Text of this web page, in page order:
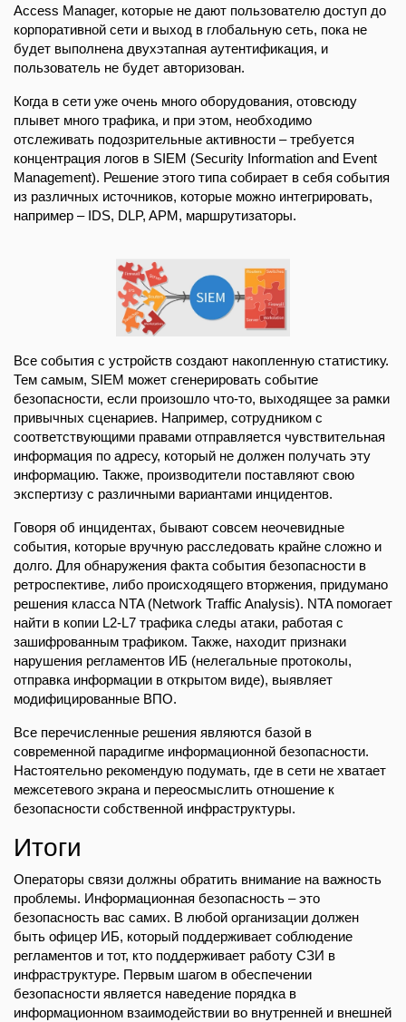
Access Manager, которые не дают пользователю доступ до
корпоративной сети и выход в глобальную сеть, пока не
будет выполнена двухэтапная аутентификация, и
пользователь не будет авторизован.
Когда в сети уже очень много оборудования, отовсюду
плывет много трафика, и при этом, необходимо
отслеживать подозрительные активности – требуется
концентрация логов в SIEM (Security Information and Event
Management). Решение этого типа собирает в себя события
из различных источников, которые можно интегрировать,
например – IDS, DLP, APM, маршрутизаторы.
Все события с устройств создают накопленную статистику.
Тем самым, SIEM может сгенерировать событие
безопасности, если произошло что-то, выходящее за рамки
привычных сценариев. Например, сотрудником с
соответствующими правами отправляется чувствительная
информация по адресу, который не должен получать эту
информацию. Также, производители поставляют свою
экспертизу с различными вариантами инцидентов.
Говоря об инцидентах, бывают совсем неочевидные
события, которые вручную расследовать крайне сложно и
долго. Для обнаружения факта события безопасности в
ретроспективе, либо происходящего вторжения, придумано
решения класса NTA (Network Traffic Analysis). NTA помогает
найти в копии L2-L7 трафика следы атаки, работая с
зашифрованным трафиком. Также, находит признаки
нарушения регламентов ИБ (нелегальные протоколы,
отправка информации в открытом виде), выявляет
модифицированные ВПО.
Все перечисленные решения являются базой в
современной парадигме информационной безопасности.
Настоятельно рекомендую подумать, где в сети не хватает
межсетевого экрана и переосмыслить отношение к
безопасности собственной инфраструктуры.
Итоги
Операторы связи должны обратить внимание на важность
проблемы. Информационная безопасность – это
безопасность вас самих. В любой организации должен
быть офицер ИБ, который поддерживает соблюдение
регламентов и тот, кто поддерживает работу СЗИ в
инфраструктуре. Первым шагом в обеспечении
безопасности является наведение порядка в
информационном взаимодействии во внутренней и внешней